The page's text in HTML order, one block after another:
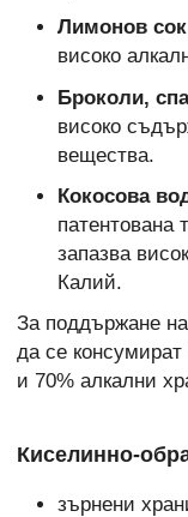
Лимонов
високо
Броколи,
високо
вещества.
Кокосова
патентована
запазва
Калий.
За поддържане
да се
и 70% алкални
Киселинно-
зърнени